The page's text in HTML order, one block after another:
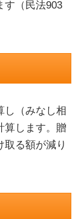
す（民法903
し（みなし相
算します。贈
る額が減り